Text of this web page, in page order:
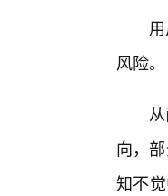
风险。
向，
知不